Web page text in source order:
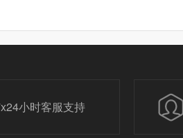
小时客服支持